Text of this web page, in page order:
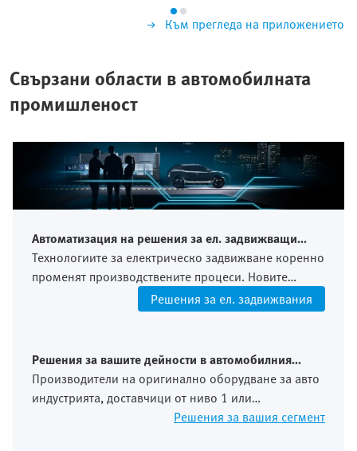
Към прегледа на приложението
Свързани области в автомобилната
промишленост
Автоматизация на решения за ел. задвижващи
системи
Технологиите за електрическо задвижване коренно
променят производствените процеси. Новите
компоненти и сложните процедури за тестване
повишават изискванията за точност и инсталация.
концепции за автоматизация.
Решения за ел. задвижвания
Решения за вашите дейности в автомобилния
бранш
Производители на оригинално оборудване за авто
индустрията, доставчици от ниво 1 или
производители на произв. линии – всяка роля
Решения за вашия сегмент